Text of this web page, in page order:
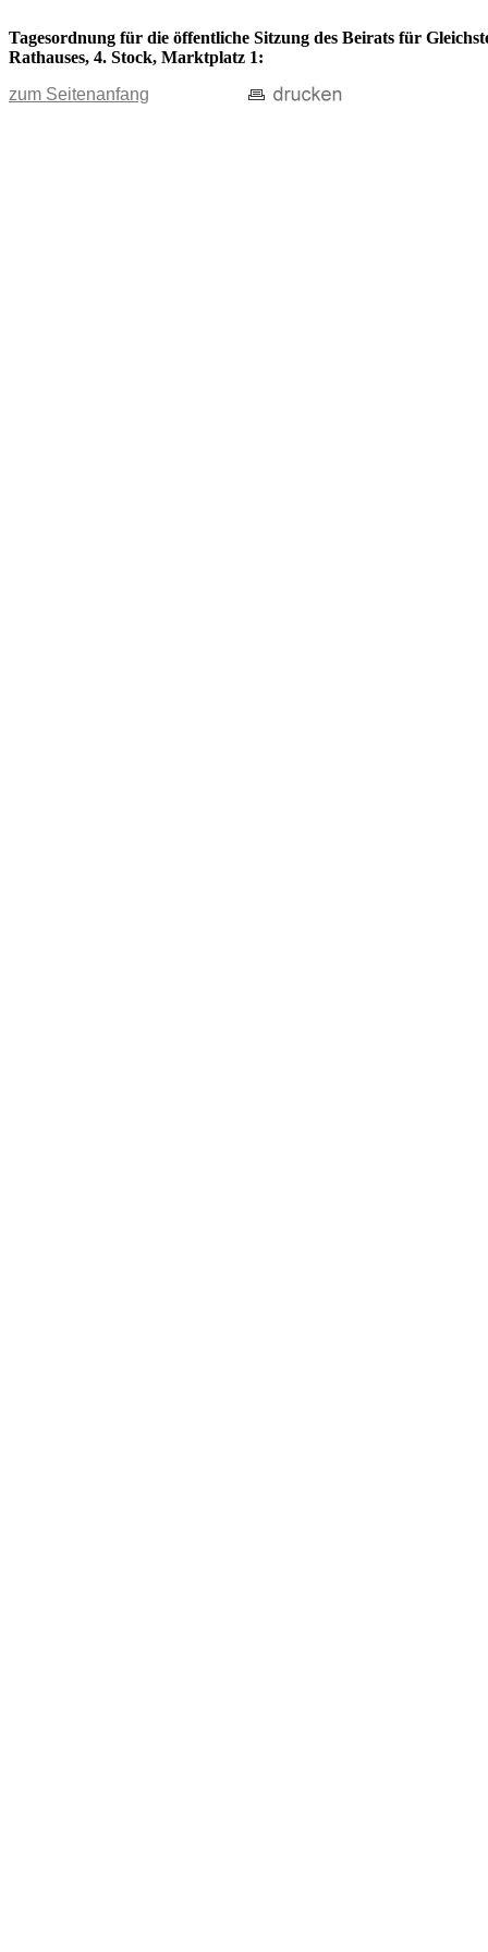
Tagesordnung für die öffentliche Sitzung des Beirats für
Rathauses, 4. Stock, Marktplatz 1:
zum Seitenanfang